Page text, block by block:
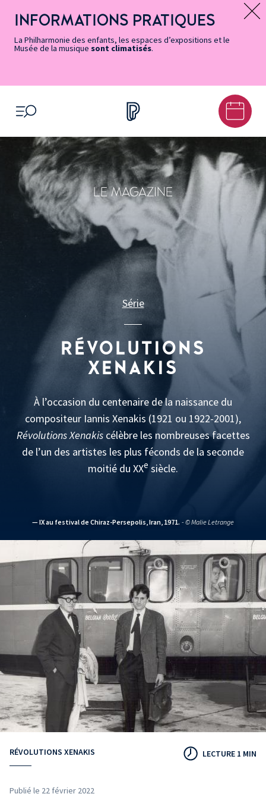
page
Accessibilité
accès
rapides
principal
contenu
principal
page
Message d’information
INFORMATIONS PRATIQUES
La Philharmonie des enfants, les espaces d’expositions et le
Musée de la musique sont climatisés.
OUVRIR LE MENU
LE MAGAZINE
Série
RÉVOLUTIONS
XENAKIS
À l’occasion du centenaire de la naissance du
compositeur Iannis Xenakis (1921 ou 1922-2001),
Révolutions Xenakiscélèbre les nombreuses facettes
de l’un des artistes les plus féconds de la seconde
moitié du XXe siècle.
— IX au festival de Chiraz-Persepolis, Iran, 1971. - © Malie Letrange
RÉVOLUTIONS XENAKIS LECTURE 1 MIN
Publié le 22 février 2022